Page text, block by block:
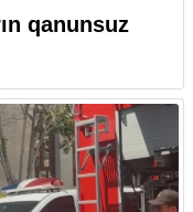
qanunsuz